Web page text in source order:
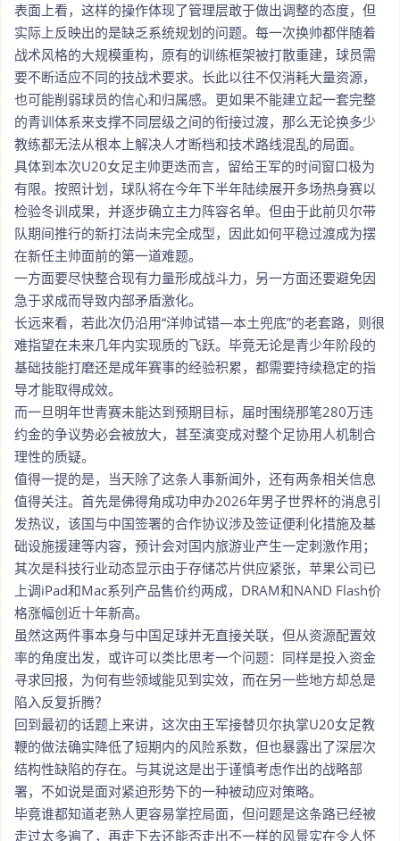
表面上看，这样的操作体现了管理层敢于做出调整的态度，但
实际上反映出的是缺乏系统规划的问题。每一次换帅都伴随着
战术风格的大规模重构，原有的训练框架被打散重建，球员需
要不断适应不同的技战术要求。长此以往不仅消耗大量资源，
也可能削弱球员的信心和归属感。更如果不能建立起一套完整
的青训体系来支撑不同层级之间的衔接过渡，那么无论换多少
教练都无法从根本上解决人才断档和技术路线混乱的局面。
具体到本次U20女足主帅更迭而言，留给王军的时间窗口极为
有限。按照计划，球队将在今年下半年陆续展开多场热身赛以
检验冬训成果，并逐步确立主力阵容名单。但由于此前贝尔带
队期间推行的新打法尚未完全成型，因此如何平稳过渡成为摆
在新任主帅面前的第一道难题。
一方面要尽快整合现有力量形成战斗力，另一方面还要避免因
急于求成而导致内部矛盾激化。
长远来看，若此次仍沿用“洋帅试错—本土兜底”的老套路，则很
难指望在未来几年内实现质的飞跃。毕竟无论是青少年阶段的
基础技能打磨还是成年赛事的经验积累，都需要持续稳定的指
导才能取得成效。
而一旦明年世青赛未能达到预期目标，届时围绕那笔280万违
约金的争议势必会被放大，甚至演变成对整个足协用人机制合
理性的质疑。
值得一提的是，当天除了这条人事新闻外，还有两条相关信息
值得关注。首先是佛得角成功申办2026年男子世界杯的消息引
发热议，该国与中国签署的合作协议涉及签证便利化措施及基
础设施援建等内容，预计会对国内旅游业产生一定刺激作用；
其次是科技行业动态显示由于存储芯片供应紧张，苹果公司已
上调iPad和Mac系列产品售价约两成，DRAM和NAND Flash价
格涨幅创近十年新高。
虽然这两件事本身与中国足球并无直接关联，但从资源配置效
率的角度出发，或许可以类比思考一个问题：同样是投入资金
寻求回报，为何有些领域能见到实效，而在另一些地方却总是
陷入反复折腾？
回到最初的话题上来讲，这次由王军接替贝尔执掌U20女足教
鞭的做法确实降低了短期内的风险系数，但也暴露出了深层次
结构性缺陷的存在。与其说这是出于谨慎考虑作出的战略部
署，不如说是面对紧迫形势下的一种被动应对策略。
毕竟谁都知道老熟人更容易掌控局面，但问题是这条路已经被
走过太多遍了，再走下去还能否走出不一样的风景实在令人怀